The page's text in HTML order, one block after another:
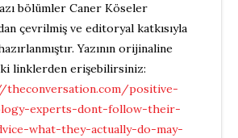
bölümler Caner Köseler
çevrilmiş ve editoryal katkısıyla
Yazının orijinaline
linklerden erişebilirsiniz:
positive-
experts-dont-follow-their-
what-they-actually-do-may-